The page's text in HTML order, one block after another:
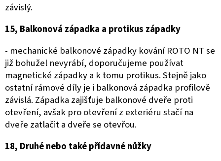
závislý.
15, Balkonová západka a protikus západky
- mechanické balkonové západky kování ROTO NT se
již bohužel nevyrábí, doporučujeme používat
magnetické západky a k tomu protikus. Stejně jako
ostatní rámové díly je i balkonová západka profilově
závislá. Západka zajišťuje balkonové dveře proti
otevření, avšak pro otevření z exteriéru stačí na
dveře zatlačit a dveře se otevřou.
18, Druhé nebo také přídavné nůžky